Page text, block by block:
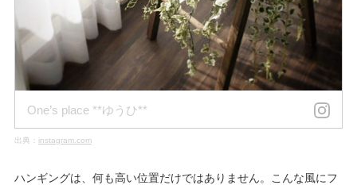
One’s place **ゆうひ**
出典： instagram.com
ハンギングは、何も高い位置だけではありません。こんな風にフ